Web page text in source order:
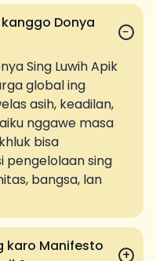
Donya
−
Sing Luwih Apik
global ing
asih, keadilan,
nggawe masa
bisa
sing
bangsa, lan
karo Manifesto
+